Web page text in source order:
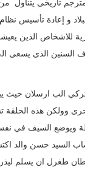
و إعادة تأسيس
الذين
السنين الذى يسعى
المسلسل التركي الب
وولكن هذه الحلقة
ويوضع السيف في
السيد حسن والد
طغرل ان يسلم